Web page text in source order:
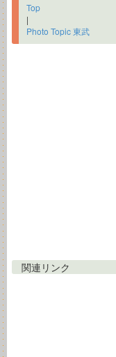
Top
|
Photo Topic 東武
関連リンク